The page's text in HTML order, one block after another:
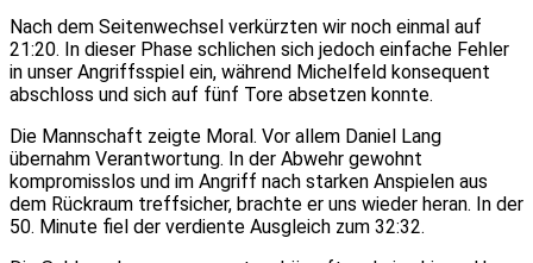
Nach dem Seitenwechsel verkürzten wir noch einmal auf
21:20. In dieser Phase schlichen sich jedoch einfache Fehler
in unser Angriffsspiel ein, während Michelfeld konsequent
abschloss und sich auf fünf Tore absetzen konnte.
Die Mannschaft zeigte Moral. Vor allem Daniel Lang
übernahm Verantwortung. In der Abwehr gewohnt
kompromisslos und im Angriff nach starken Anspielen aus
dem Rückraum treffsicher, brachte er uns wieder heran. In der
50. Minute fiel der verdiente Ausgleich zum 32:32.